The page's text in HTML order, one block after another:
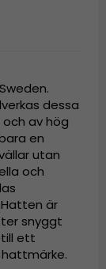
dessa
av hög
en
utan
och
är
snyggt
till ett